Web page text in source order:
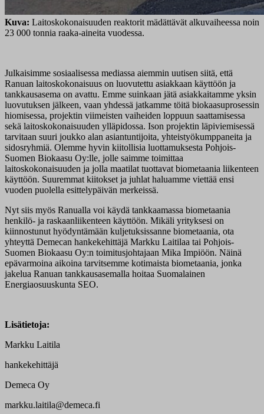
Kuva: Laitoskokonaisuuden reaktorit mädättävät alkuvaiheessa noin
23 000 tonnia raaka-aineita vuodessa.
Julkaisimme sosiaalisessa mediassa aiemmin uutisen siitä, että
Ranuan laitoskokonaisuus on luovutettu asiakkaan käyttöön ja
tankkausasema on avattu. Emme suinkaan jätä asiakkaitamme yksin
luovutuksen jälkeen, vaan yhdessä jatkamme töitä biokaasuprosessin
hiomisessa, projektin viimeisten vaiheiden loppuun saattamisessa
sekä laitoskokonaisuuden ylläpidossa. Ison projektin läpiviemisessä
tarvitaan suuri joukko alan asiantuntijoita, yhteistyökumppaneita ja
sidosryhmiä. Olemme hyvin kiitollisia luottamuksesta Pohjois-
Suomen Biokaasu Oy:lle, jolle saimme toimittaa
laitoskokonaisuuden ja jolla maatilat tuottavat biometaania liikenteen
käyttöön. Suuremmat kiitokset ja juhlat haluamme viettää ensi
vuoden puolella esittelypäivän merkeissä.
Nyt siis myös Ranualla voi käydä tankkaamassa biometaania
henkilö- ja raskaanliikenteen käyttöön. Mikäli yrityksesi on
kiinnostunut hyödyntämään kuljetuksissanne biometaania, ota
yhteyttä Demecan hankekehittäjä Markku Laitilaa tai Pohjois-
Suomen Biokaasu Oy:n toimitusjohtajaan Mika Impiöön. Näinä
epävarmoina aikoina tarvitsemme kotimaista biometaania, jonka
jakelua Ranuan tankkausasemalla hoitaa Suomalainen
Energiaosuuskunta SEO.
Lisätietoja:
Markku Laitila
hankekehittäjä
Demeca Oy
markku.laitila@demeca.fi